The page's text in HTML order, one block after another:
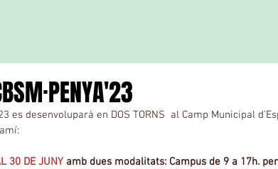
es desenvoluparà en DOS TORNS  al Camp Municipal
30 DE JUNY amb dues modalitats: Campus de 9 a 17h.